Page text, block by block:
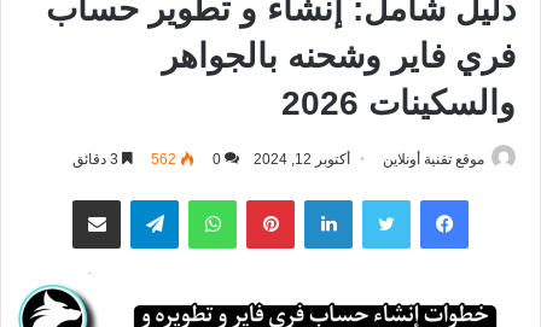
دليل شامل: إنشاء و تطوير حساب
فري فاير وشحنه بالجواهر
والسكينات 2026
موقع تقنية أونلاين أكتوبر 12, 2024 0
562
فيسبوك تويتر لينكدإن بينتيريستواتساب تيلقرام مشاركة عبر البريد